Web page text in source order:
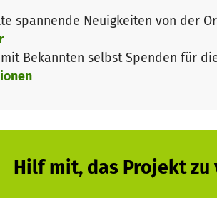
indem bei uns
So sind sie nicht einem Leben nur
beim Namen, ihre Bedürfnisse und
haben.
verringern wir so
zukunftssicher machen. Hierfür
spannende Neuigkeiten von der
Bekannten selbst Spenden für
Hilf mit, das Projekt